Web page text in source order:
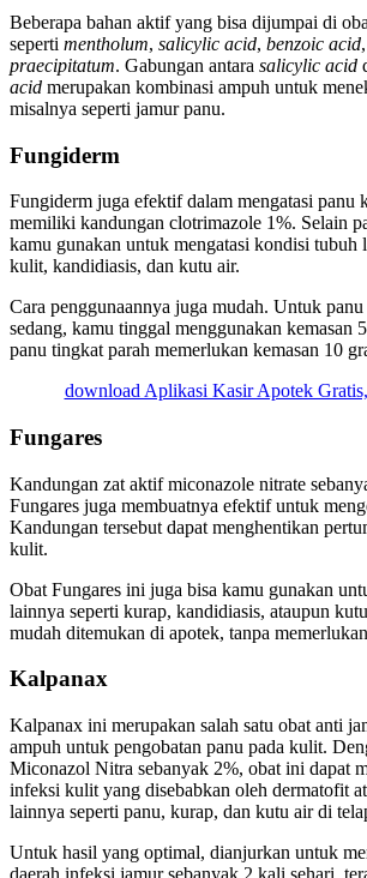
Beberapa bahan aktif yang bisa dijumpai di
seperti mentholum, salicylic acid, benzoic acid
praecipitatum. Gabungan antara salicylic acid
acid merupakan kombinasi ampuh untuk
misalnya seperti jamur panu.
Fungiderm
Fungiderm juga efektif dalam mengatasi panu
memiliki kandungan clotrimazole 1%. Selain
kamu gunakan untuk mengatasi kondisi tubuh
kulit, kandidiasis, dan kutu air.
Cara penggunaannya juga mudah. Untuk
sedang, kamu tinggal menggunakan kemasan
panu tingkat parah memerlukan kemasan 10
download Aplikasi Kasir Apotek
Fungares
Kandungan zat aktif miconazole nitrate
Fungares juga membuatnya efektif untuk
Kandungan tersebut dapat menghentikan
kulit.
Obat Fungares ini juga bisa kamu gunakan
lainnya seperti kurap, kandidiasis, ataupun
mudah ditemukan di apotek, tanpa
Kalpanax
Kalpanax ini merupakan salah satu obat anti
ampuh untuk pengobatan panu pada kulit.
Miconazol Nitra sebanyak 2%, obat ini dapat
infeksi kulit yang disebabkan oleh dermatofit
lainnya seperti panu, kurap, dan kutu air di
Untuk hasil yang optimal, dianjurkan untuk